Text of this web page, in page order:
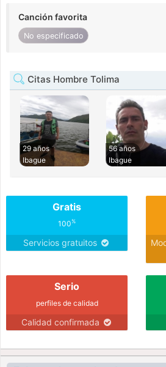
Canción favorita
No especificado
Citas Hombre Tolima
29 años
Ibague
56 años
Ibague
Gratis
100%
Servicios gratuitos
Serio
perfiles de calidad
Calidad confirmada